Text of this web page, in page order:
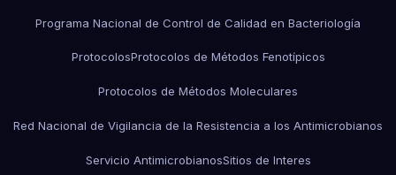
Programa Nacional de Control de Calidad en Bacteriología
ProtocolosProtocolos de Métodos Fenotípicos
Protocolos de Métodos Moleculares
Red Nacional de Vigilancia de la Resistencia a los Antimicrobianos
Servicio AntimicrobianosSitios de Interes